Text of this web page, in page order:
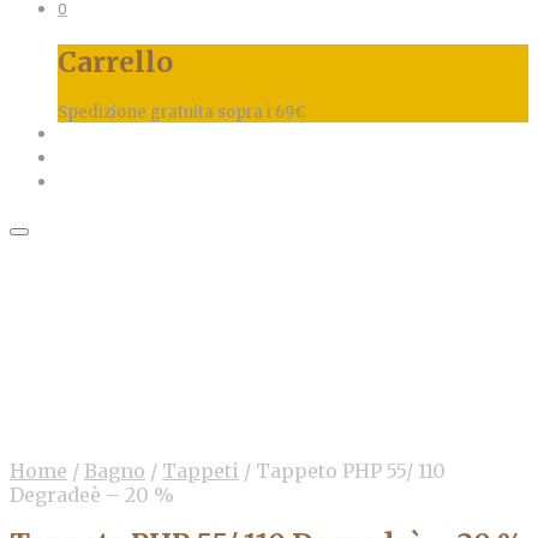
0
Carrello
Spedizione gratuita sopra i 69€
Home / Bagno / Tappeti / Tappeto PHP 55/ 110
Degradeè – 20 %